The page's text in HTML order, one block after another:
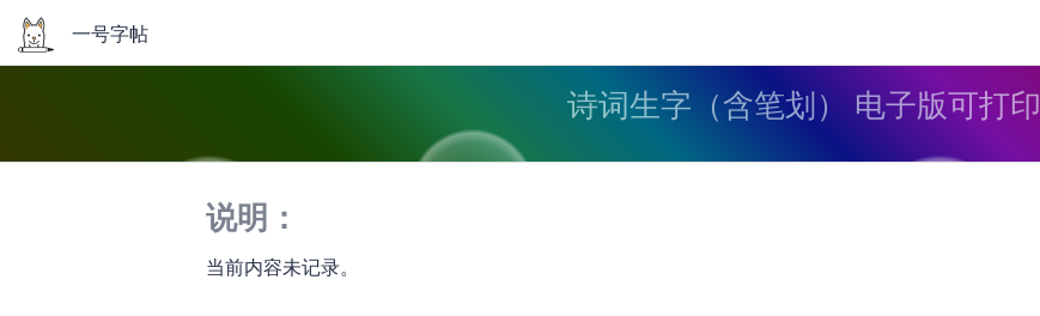
一号字帖
诗词生字（含笔划） 电子版可打印
说明：
当前内容未记录。